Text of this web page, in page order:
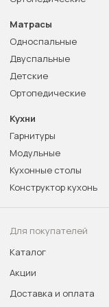
Матрасы
Односпальные
Двуспальные
Детские
Ортопедические
Кухни
Гарнитуры
Модульные
Кухонные столы
Конструктор кухонь
Для покупателей
Каталог
Акции
Доставка и оплата